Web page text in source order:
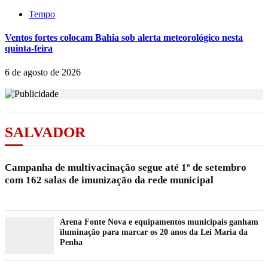
Tempo
Ventos fortes colocam Bahia sob alerta meteorológico nesta
quinta-feira
6 de agosto de 2026
SALVADOR
Campanha de multivacinação segue até 1º de setembro
com 162 salas de imunização da rede municipal
Arena Fonte Nova e equipamentos municipais ganham
iluminação para marcar os 20 anos da Lei Maria da
Penha